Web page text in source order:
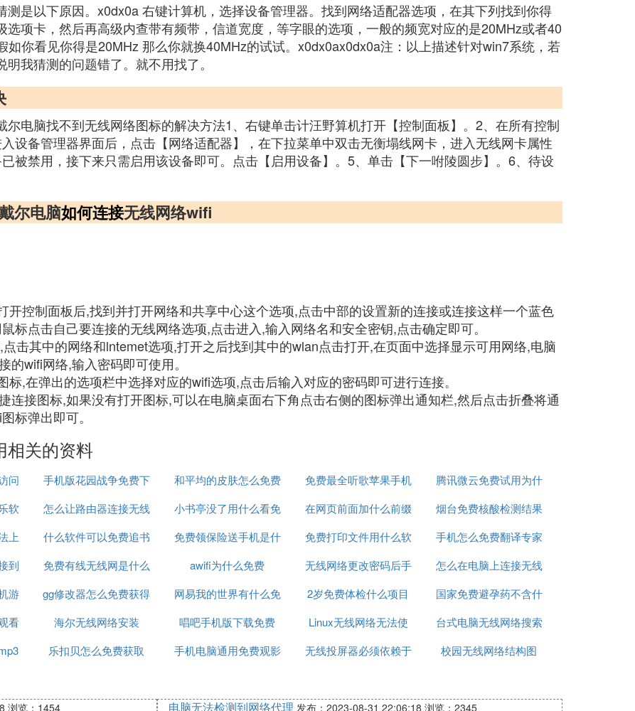
是以下原因。x0dx0a 右键计算机，选择设备管理器。找到网络适配器选项，在其下列找到你得
项卡，然后再高级内查带有频带，信道宽度，等字眼的选项，一般的频宽对应的是20MHz或者40
你看见你得是20MHz 那么你就换40MHz的试试。x0dx0ax0dx0a注：以上描述针对win7系统，若
我猜测的问题错了。就不用找了。
电脑找不到无线网络图标的解决方法1、右键单击计汪野算机打开【控制面板】。2、在所有控制
设备管理器界面后，点击【网络适配器】，在下拉菜单中双击无衡塌线网卡，进入无线网卡属性
被禁用，接下来只需启用该设备即可。点击【启用设备】。5、单击【下一咐陵圆步】。6、待设
尔电脑如何连接无线网络wifi
开控制面板后,找到并打开网络和共享中心这个选项,点击中部的设置新的连接或连接这样一个蓝色
标点击自己要连接的无线网络选项,点击进入,输入网络名和安全密钥,点击确定即可。
击其中的网络和lntemet选项,打开之后找到其中的wlan点击打开,在页面中选择显示可用网络,电脑
wifi网络,输入密码即可使用。
,在弹出的选项栏中选择对应的wifi选项,点击后输入对应的密码即可进行连接。
连接图标,如果没有打开图标,可以在电脑桌面右下角点击右侧的图标弹出通知栏,然后点击折叠将通
标弹出即可。
相关的资料
问
手机版花园战争免费下
载视频
和平均的皮肤怎么免费
领取
免费最全听歌苹果手机
app推荐
腾讯微云免费试用为什
么扣费
软
怎么让路由器连接无线
网络连接
小书亭没了用什么看免
费书
在网页前面加什么前缀
才能免费看
烟台免费核酸检测结果
怎么查询
上
什么软件可以免费追书
免费领保险送手机是什
么啊
免费打印文件用什么软
件
手机怎么免费翻译专家
到
因
免费有线无线网是什么
意思
awifi为什么免费
无线网络更改密码后手
机连接不上
怎么在电脑上连接无线
网络密码
游
gg修改器怎么免费获得
脚本
网易我的世界有什么免
费枪械模组
2岁免费体检什么项目
国家免费避孕药不含什
么
看 海尔无线网络安装 唱吧手机版下载免费
Linux无线网络无法使
用
台式电脑无线网络搜索
不到网络
乐扣贝怎么免费获取
手机电脑通用免费观影
无线投屏器必须依赖于
校园无线网络结构图
浏览：1454 电脑无法检测到网络代理 发布：2023-08-31 22:06:18 浏览：2345